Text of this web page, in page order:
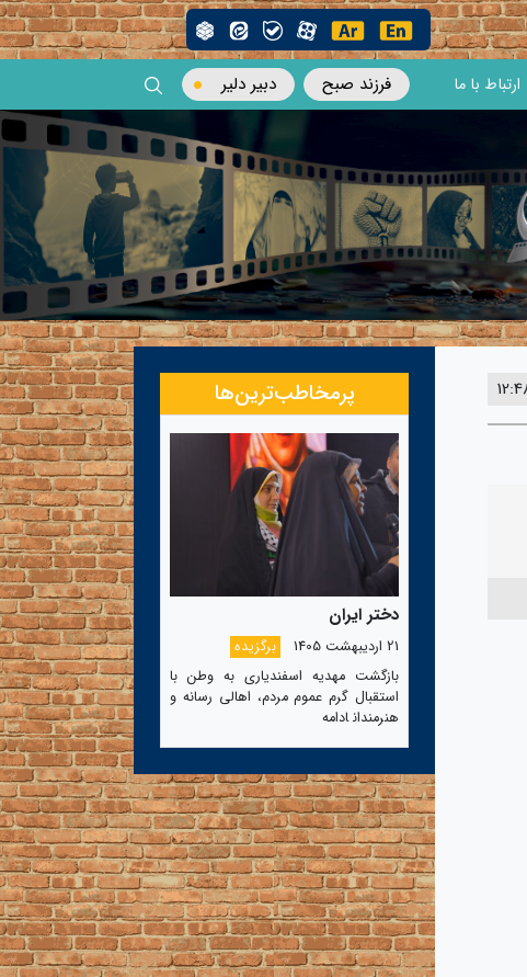
فرزند صبح دبیر دلیر ارتباط با ما
پرمخاطب‌ترین‌ها
دختر ایران
21 اردیبهشت 1405
برگزیده
بازگشت مهدیه اسفندیاری به وطن با
استقبال گرم عموم مردم، اهالی رسانه و
هنرمندان ادامه